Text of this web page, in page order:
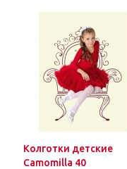
Колготки детские
Camomilla 40